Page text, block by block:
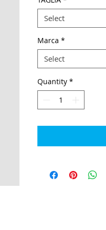
Select
Marca *
Select
Quantity *